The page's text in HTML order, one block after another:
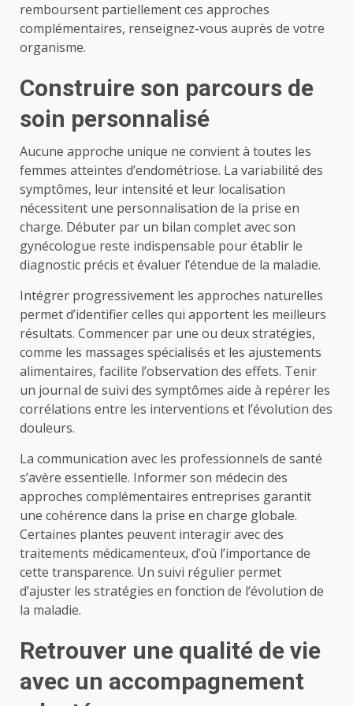
remboursent partiellement ces approches
complémentaires, renseignez-vous auprès de votre
organisme.
Construire son parcours de
soin personnalisé
Aucune approche unique ne convient à toutes les
femmes atteintes d’endométriose. La variabilité des
symptômes, leur intensité et leur localisation
nécessitent une personnalisation de la prise en
charge. Débuter par un bilan complet avec son
gynécologue reste indispensable pour établir le
diagnostic précis et évaluer l’étendue de la maladie.
Intégrer progressivement les approches naturelles
permet d’identifier celles qui apportent les meilleurs
résultats. Commencer par une ou deux stratégies,
comme les massages spécialisés et les ajustements
alimentaires, facilite l’observation des effets. Tenir
un journal de suivi des symptômes aide à repérer les
corrélations entre les interventions et l’évolution des
douleurs.
La communication avec les professionnels de santé
s’avère essentielle. Informer son médecin des
approches complémentaires entreprises garantit
une cohérence dans la prise en charge globale.
Certaines plantes peuvent interagir avec des
traitements médicamenteux, d’où l’importance de
cette transparence. Un suivi régulier permet
d’ajuster les stratégies en fonction de l’évolution de
la maladie.
Retrouver une qualité de vie
avec un accompagnement